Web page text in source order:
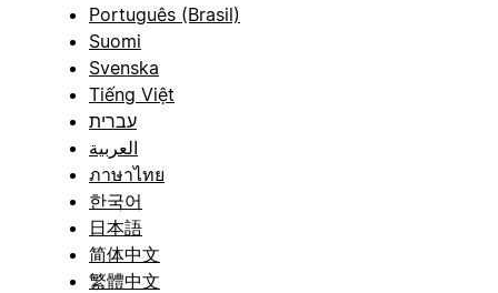
Português (Brasil)
Suomi
Svenska
Tiếng Việt
עברית
العربية
ภาษาไทย
한국어
日本語
简体中文
繁體中文